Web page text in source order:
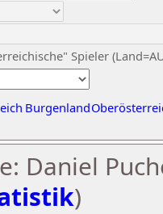
Spieler
Burgenland
Daniel
)